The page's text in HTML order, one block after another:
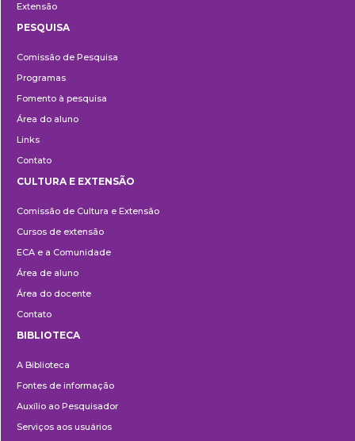
Extensão
PESQUISA
Comissão de Pesquisa
Programas
Fomento à pesquisa
Área do aluno
Links
Contato
e
Extensão
CULTURA E EXTENSÃO
Comissão de Cultura e Extensão
Cursos de extensão
ECA e a Comunidade
Área de aluno
Área do docente
Contato
BIBLIOTECA
A Biblioteca
Fontes de informação
Auxílio ao Pesquisador
Serviços aos usuários